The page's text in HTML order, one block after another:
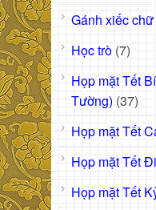
Gánh xiếc
Học trò (7)
Họp mặt Tết
Tường) (37)
Họp mặt Tết
Họp mặt Tết
Họp mặt Tết